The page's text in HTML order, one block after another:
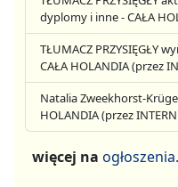
dyplomy i inne - CAŁA
TŁUMACZ PRZYSIĘGŁY
CAŁA HOLANDIA (przez
Natalia Zweekhorst-
HOLANDIA (przez
więcej na